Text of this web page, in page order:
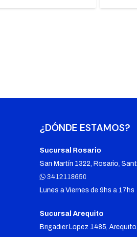
¿DÓNDE ESTAMOS?
Sucursal Rosario
San Martín 1322, Rosario,
3412118650
Lunes a Viernes de 9hs a 17hs
Sucursal Arequito
Brigadier Lopez 1485,